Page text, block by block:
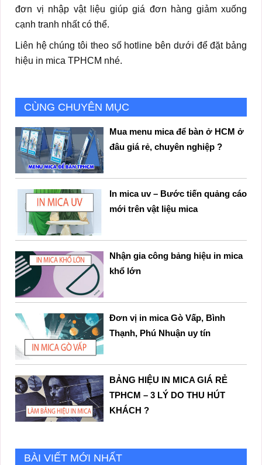
đơn vị nhập vật liệu giúp giá đơn hàng giảm xuống
cạnh tranh nhất có thể.
Liên hệ chúng tôi theo số hotline bên dưới để đặt bảng
hiệu in mica TPHCM nhé.
CÙNG CHUYÊN MỤC
Mua menu mica để bàn ở HCM ở
đâu giá rẻ, chuyên nghiệp ?
In mica uv – Bước tiến quảng cáo
mới trên vật liệu mica
Nhận gia công bảng hiệu in mica
khổ lớn
Đơn vị in mica Gò Vấp, Bình
Thạnh, Phú Nhuận uy tín
BẢNG HIỆU IN MICA GIÁ RẺ
TPHCM – 3 LÝ DO THU HÚT
KHÁCH ?
BÀI VIẾT MỚI NHẤT